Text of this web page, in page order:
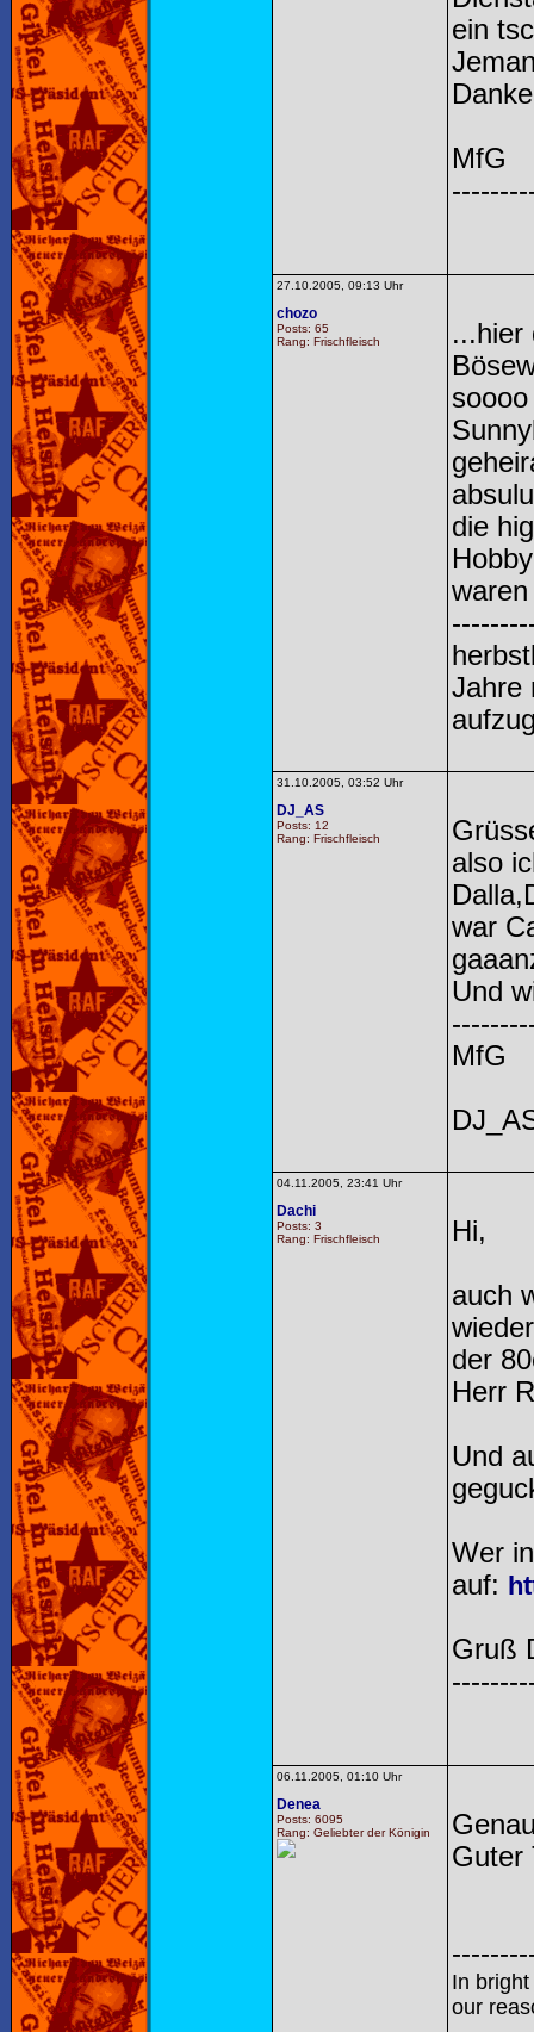
ein
MfG
27.10.2005, 09:13 Uhr
chozo
Posts: 65
Rang: Frischfleisch
...hier
die
Jahre
31.10.2005, 03:52 Uhr
DJ_AS
Posts: 12
Rang: Frischfleisch
also
war
Und
MfG
04.11.2005, 23:41 Uhr
Dachi
Posts: 3
Rang: Frischfleisch
Hi,
auch
der
Herr
Und
Wer
auf:
Gruß
06.11.2005, 01:10 Uhr
Denea
Posts: 6095
Rang: Geliebter der Königin
Guter
In
our